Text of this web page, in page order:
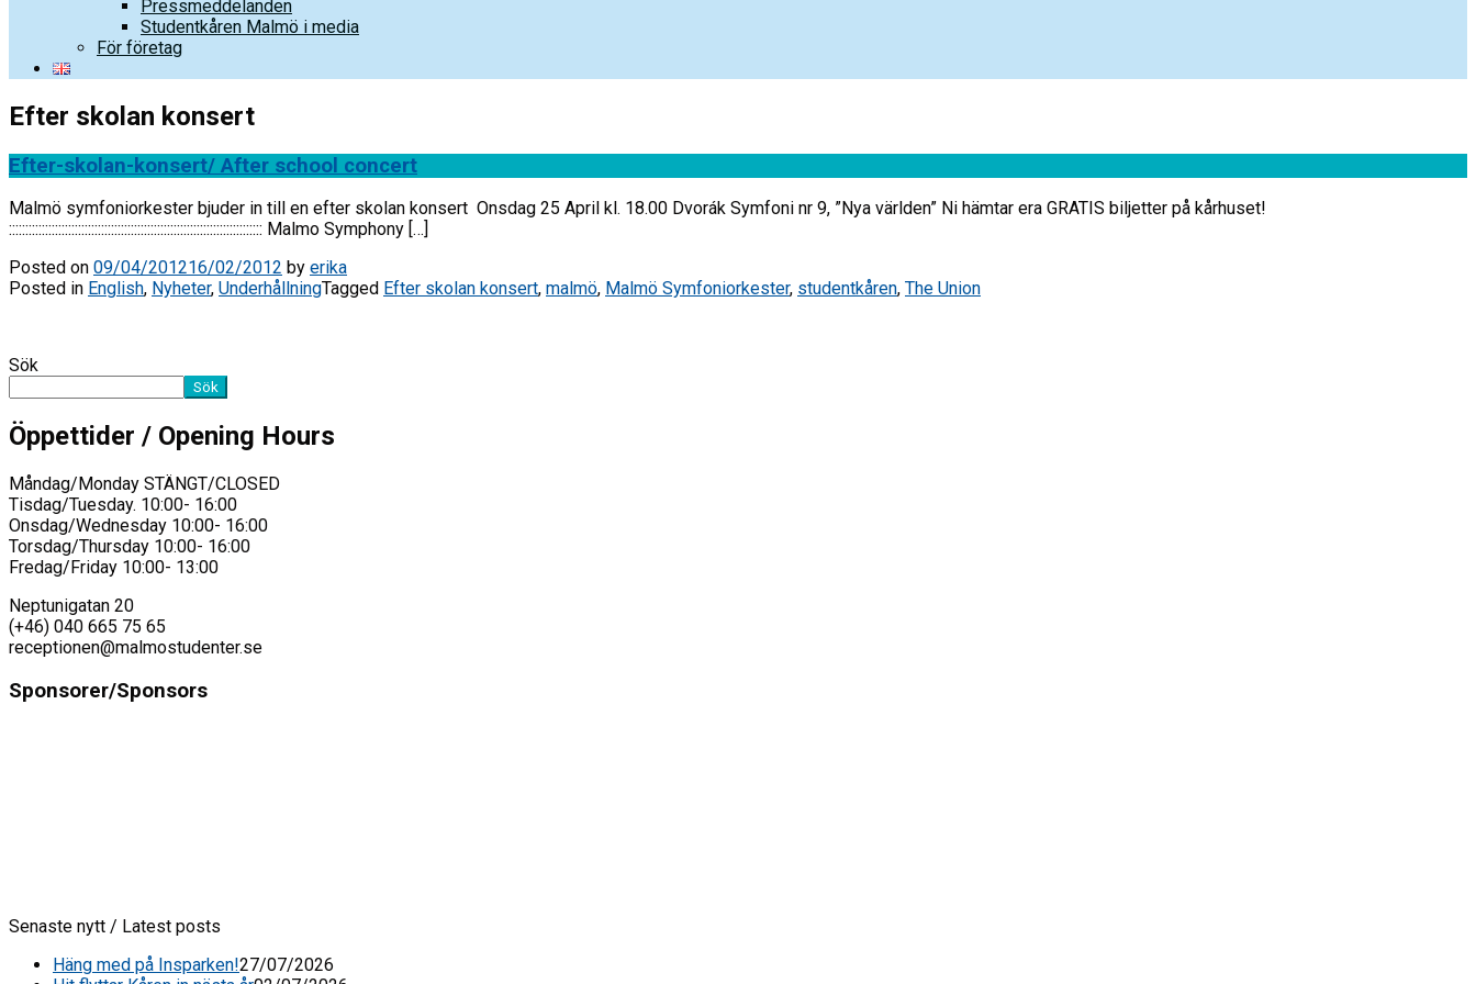
Pressmeddelanden
Studentkåren Malmö i media
För företag
Efter skolan konsert
Efter-skolan-konsert/ After school concert
Malmö symfoniorkester bjuder in till en efter skolan konsert Onsdag 25 April kl. 18.00 Dvorák Symfoni nr 9, ”Nya världen” Ni hämtar era GRATIS biljetter på kårhuset!
::::::::::::::::::::::::::::::::::::::::::::::::::::::::::::::::::::::::::::: Malmo Symphony […]
Posted on 09/04/201216/02/2012 by erika
Posted in English, Nyheter, UnderhållningTagged Efter skolan konsert, malmö, Malmö Symfoniorkester, studentkåren, The Union
Sök
Sök
Öppettider / Opening Hours
Måndag/Monday STÄNGT/CLOSED
Tisdag/Tuesday. 10:00- 16:00
Onsdag/Wednesday 10:00- 16:00
Torsdag/Thursday 10:00- 16:00
Fredag/Friday 10:00- 13:00
Neptunigatan 20
(+46) 040 665 75 65
receptionen@malmostudenter.se
Sponsorer/Sponsors
Senaste nytt / Latest posts
Häng med på Insparken!27/07/2026